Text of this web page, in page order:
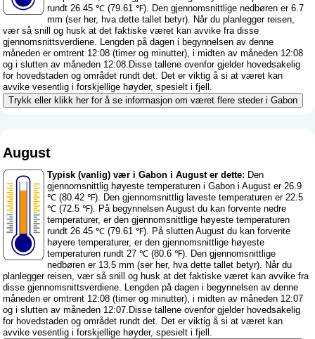
rundt 26.45 ℃ (79.61 ℉). Den gjennomsnittlige nedbøren er 6.7
mm (ser her, hva dette tallet betyr). Når du planlegger reisen,
vær så snill og husk at det faktiske været kan avvike fra disse
gjennomsnittsverdiene. Lengden på dagen i begynnelsen av denne
måneden er omtrent 12:08 (timer og minutter), i midten av måneden 12:08
og i slutten av måneden 12:08.Disse tallene ovenfor gjelder hovedsakelig
for hovedstaden og området rundt det. Det er viktig å si at været kan
avvike vesentlig i forskjellige høyder, spesielt i fjell.
Trykk eller klikk her for å se informasjon om været flere steder i Gabon
August
Typisk (vanlig) vær i Gabon i August er dette: Den
gjennomsnittlig høyeste temperaturen i Gabon i August er 26.9
℃ (80.42 ℉). Den gjennomsnittlig laveste temperaturen er 22.5
℃ (72.5 ℉). På begynnelsen August du kan forvente nedre
temperaturer, er den gjennomsnittlige høyeste temperaturen
rundt 26.45 ℃ (79.61 ℉). På slutten August du kan forvente
høyere temperaturer, er den gjennomsnittlige høyeste
temperaturen rundt 27 ℃ (80.6 ℉). Den gjennomsnittlige
nedbøren er 13.5 mm (ser her, hva dette tallet betyr). Når du
planlegger reisen, vær så snill og husk at det faktiske været kan avvike fra
disse gjennomsnittsverdiene. Lengden på dagen i begynnelsen av denne
måneden er omtrent 12:08 (timer og minutter), i midten av måneden 12:07
og i slutten av måneden 12:07.Disse tallene ovenfor gjelder hovedsakelig
for hovedstaden og området rundt det. Det er viktig å si at været kan
avvike vesentlig i forskjellige høyder, spesielt i fjell.